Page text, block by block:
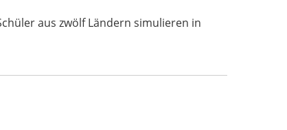
aus zwölf Ländern simulieren in